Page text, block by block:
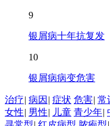
9
银屑病十年抗复发
10
银屑病病变危害
治疗| 病因 | 症状 危害| 常
女性| 男性| 儿童 青少年|